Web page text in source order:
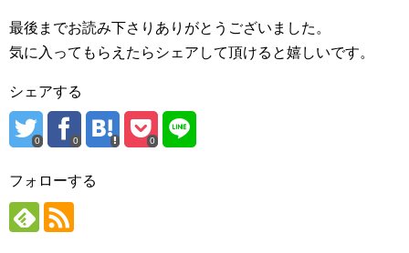
最後までお読み下さりありがとうございました。
気に入ってもらえたらシェアして頂けると嬉しいです。
シェアする
0 0 0
フォローする